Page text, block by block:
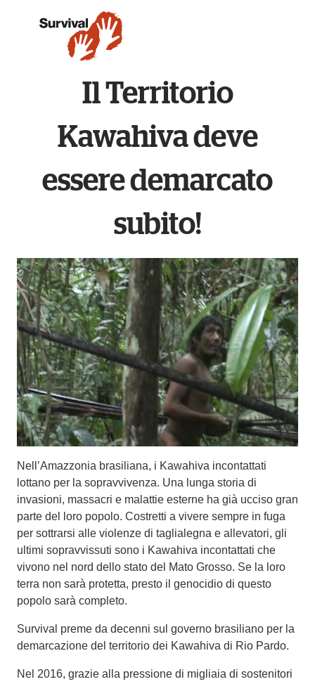
Il Territorio
Kawahiva deve
essere demarcato
subito!
Nell’Amazzonia brasiliana, i Kawahiva incontattati
lottano per la sopravvivenza. Una lunga storia di
invasioni, massacri e malattie esterne ha già ucciso gran
parte del loro popolo. Costretti a vivere sempre in fuga
per sottrarsi alle violenze di taglialegna e allevatori, gli
ultimi sopravvissuti sono i Kawahiva incontattati che
vivono nel nord dello stato del Mato Grosso. Se la loro
terra non sarà protetta, presto il genocidio di questo
popolo sarà completo.
Survival preme da decenni sul governo brasiliano per la
demarcazione del territorio dei Kawahiva di Rio Pardo.
Nel 2016, grazie alla pressione di migliaia di sostenitori